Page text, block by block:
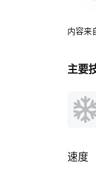
内容来
主要
速度